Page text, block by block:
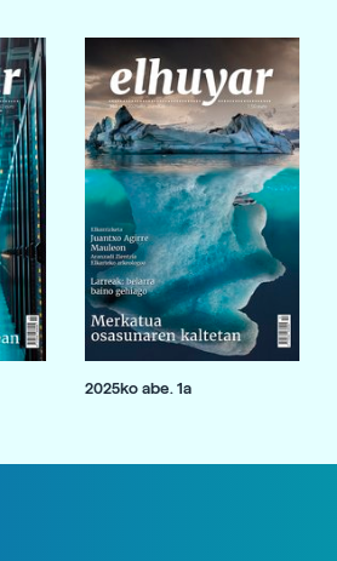
2025ko abe. 1a